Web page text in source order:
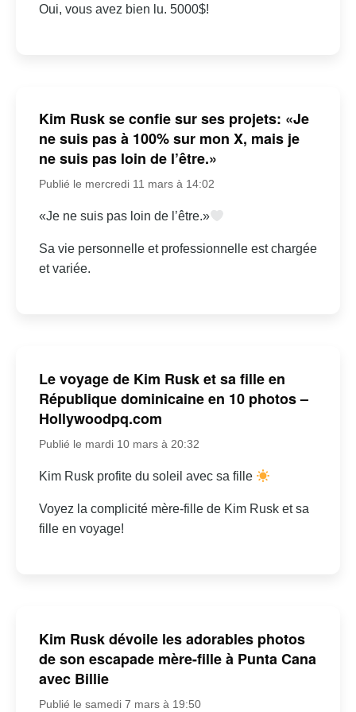
Oui, vous avez bien lu. 5000$!
Kim Rusk se confie sur ses projets: «Je
ne suis pas à 100% sur mon X, mais je
ne suis pas loin de l’être.»
Publié le mercredi 11 mars à 14:02
«Je ne suis pas loin de l’être.»
Sa vie personnelle et professionnelle est chargée
et variée.
Le voyage de Kim Rusk et sa fille en
République dominicaine en 10 photos –
Hollywoodpq.com
Publié le mardi 10 mars à 20:32
Kim Rusk profite du soleil avec sa fille
Voyez la complicité mère-fille de Kim Rusk et sa
fille en voyage!
Kim Rusk dévoile les adorables photos
de son escapade mère-fille à Punta Cana
avec Billie
Publié le samedi 7 mars à 19:50